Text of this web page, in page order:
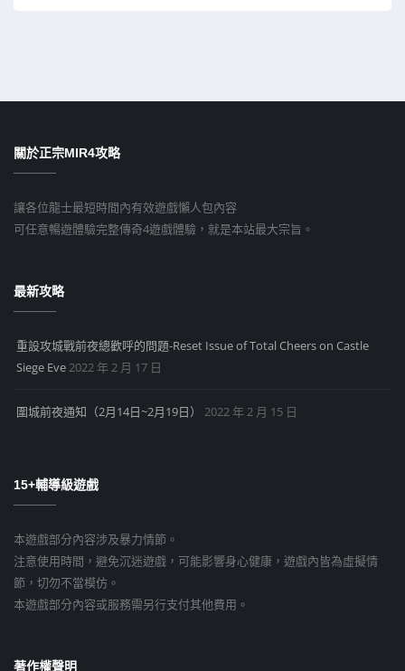
關於正宗MIR4攻略
讓各位龍士最短時間內有效遊戲懶人包內容
可任意暢遊體驗完整傳奇4遊戲體驗，就是本站最大宗旨。
最新攻略
重設攻城戰前夜總歡呼的問題-Reset Issue of Total Cheers on Castle
Siege Eve2022 年 2 月 17 日
圍城前夜通知（2月14日~2月19日） 2022 年 2 月 15 日
15+輔導級遊戲
本遊戲部分內容涉及暴力情節。
注意使用時間，避免沉迷遊戲，可能影響身心健康，遊戲內皆為虛擬情
節，切勿不當模仿。
本遊戲部分內容或服務需另行支付其他費用。
著作權聲明